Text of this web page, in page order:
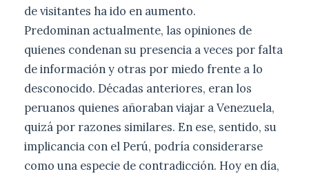
de visitantes ha ido en aumento.
Predominan actualmente, las opiniones de
quienes condenan su presencia a veces por falta
de información y otras por miedo frente a lo
desconocido. Décadas anteriores, eran los
peruanos quienes añoraban viajar a Venezuela,
quizá por razones similares. En ese, sentido, su
implicancia con el Perú, podría considerarse
como una especie de contradicción. Hoy en día,